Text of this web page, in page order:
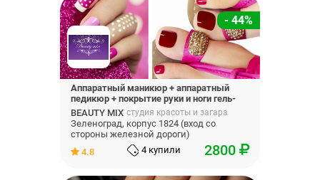
- 44%
Аппаратный маникюр + аппаратный
педикюр + покрытие руки и ноги гель-
лак
BEAUTY MIX студия красоты и загара
Зеленоград, корпус 1824 (вход со
стороны железной дороги)
4.8
4 купили 2800